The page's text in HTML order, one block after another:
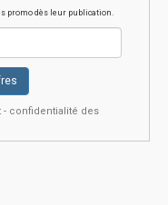
promo dès leur publication.
- confidentialité des